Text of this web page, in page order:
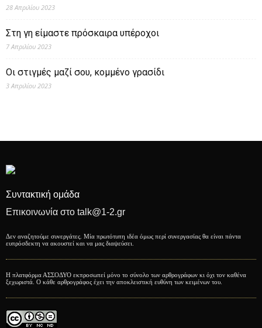
28 Απριλίου 2023
Στη γη είμαστε πρόσκαιρα υπέροχοι
7 Απριλίου 2023
Οι στιγμές μαζί σου, κομμένο γρασίδι
3 Απριλίου 2023
Συντακτική ομάδα
Επικοινωνία στο talk@1-2.gr
Δεν αναζητούμε συνεργάτες. Μία πρωτότυπη ιδέα όμως περί συνεργασίας θα είναι πάντα
ευπρόσδεκτη να ακουστεί και να μας διαψεύσει.
Η πλατφόρμα ΑΣΣΟΔΥΟ εκπροσωπεί μόνο το σύνολο των αρθρογράφων κι όχι τον καθένα
ξεχωριστά. Ο κάθε αρθρογράφος έχει την αποκλειστική ευθύνη των κειμένων του.